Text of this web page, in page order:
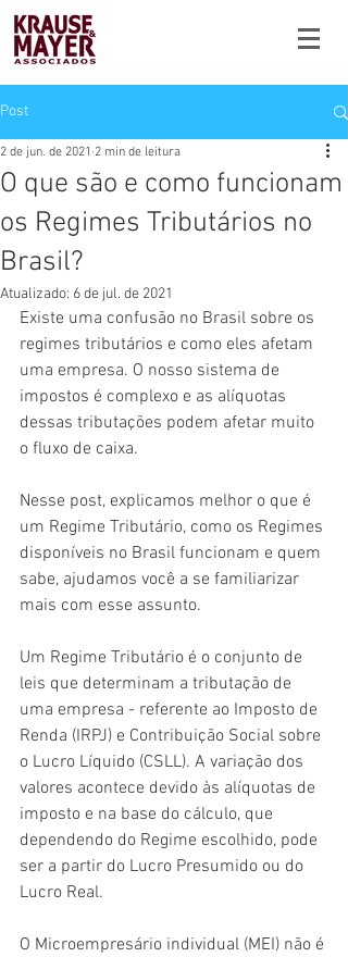
Post
O que são e como funcionam
os Regimes Tributários no
Brasil?
2 de jun. de 2021 2 min de leitura
Atualizado: 6 de jul. de 2021
Existe uma confusão no Brasil sobre os
regimes tributários e como eles afetam
uma empresa. O nosso sistema de
impostos é complexo e as alíquotas
dessas tributações podem afetar muito
o fluxo de caixa.
Nesse post, explicamos melhor o que é
um Regime Tributário, como os Regimes
disponíveis no Brasil funcionam e quem
sabe, ajudamos você a se familiarizar
mais com esse assunto.
Um Regime Tributário é o conjunto de
leis que determinam a tributação de
uma empresa - referente ao Imposto de
Renda (IRPJ) e Contribuição Social sobre
o Lucro Líquido (CSLL). A variação dos
valores acontece devido às alíquotas de
imposto e na base do cálculo, que
dependendo do Regime escolhido, pode
ser a partir do Lucro Presumido ou do
Lucro Real.
O Microempresário individual (MEI) não é